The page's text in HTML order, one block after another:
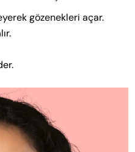
gözenekleri açar.